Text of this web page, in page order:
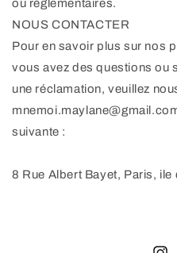
ou réglementaires.
NOUS CONTACTER
Pour en savoir plus sur nos
vous avez des questions ou
une réclamation, veuillez
suivante :
8 Rue Albert Bayet, Paris,